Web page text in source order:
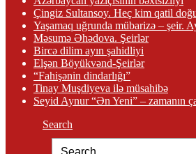
Çingiz Sultansoy. Heç kim qatil
Yaşamaq uğrunda mübarizə – şeir.
Məsumə Əhədova. Şeirlər
Bircə dilim ayın şahidliyi
Elşən Böyükvənd-Şeirlər
“Fahişənin dindarlığı”
Tinay Muşdiyeva ilə müsahibə
Seyid Aynur “Ən Yeni” – zamanın
Search